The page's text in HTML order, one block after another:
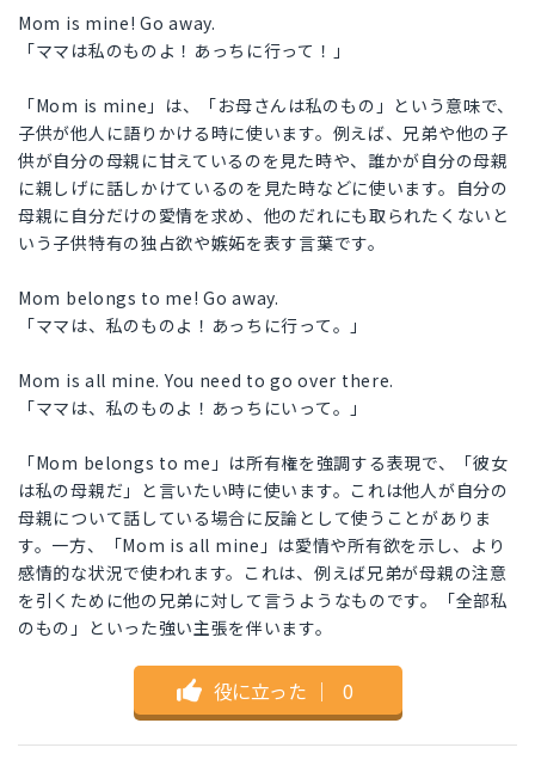
Mom is mine! Go away.
「ママは私のものよ！あっちに行って！」
「Mom is mine」は、「お母さんは私のもの」という意味で、
子供が他人に語りかける時に使います。例えば、兄弟や他の子
供が自分の母親に甘えているのを見た時や、誰かが自分の母親
に親しげに話しかけているのを見た時などに使います。自分の
母親に自分だけの愛情を求め、他のだれにも取られたくないと
いう子供特有の独占欲や嫉妬を表す言葉です。
Mom belongs to me! Go away.
「ママは、私のものよ！あっちに行って。」
Mom is all mine. You need to go over there.
「ママは、私のものよ！あっちにいって。」
「Mom belongs to me」は所有権を強調する表現で、「彼女
は私の母親だ」と言いたい時に使います。これは他人が自分の
母親について話している場合に反論として使うことがありま
す。一方、「Mom is all mine」は愛情や所有欲を示し、より
感情的な状況で使われます。これは、例えば兄弟が母親の注意
を引くために他の兄弟に対して言うようなものです。「全部私
のもの」といった強い主張を伴います。
役に立った ｜ 0